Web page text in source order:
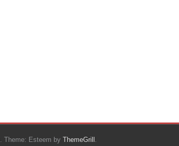
. Theme: Esteem by ThemeGrill .